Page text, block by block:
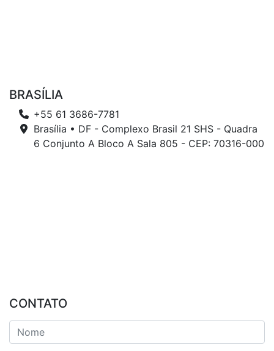
BRASÍLIA
+55 61 3686-7781
Brasília • DF - Complexo Brasil 21 SHS - Quadra
6 Conjunto A Bloco A Sala 805 - CEP: 70316-000
CONTATO